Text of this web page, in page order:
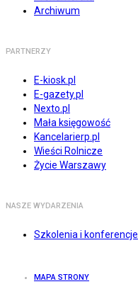
Archiwum
PARTNERZY
E-kiosk.pl
E-gazety.pl
Nexto.pl
Mała księgowość
Kancelarierp.pl
Wieści Rolnicze
Życie Warszawy
NASZE WYDARZENIA
Szkolenia i konferencje
MAPA STRONY